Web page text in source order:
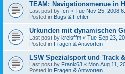
TEAM: Navigationsmenue in
Last post by fcn « Tue Nov 25, 2008
Posted in Bugs & Fehler
Urkunden mit dynamischen
Last post by kreisffm « Tue Sep 23,
Posted in Fragen & Antworten
LSW Spezialsport und Track
Last post by Frank63 « Mon Aug 11,
Posted in Fragen & Antworten